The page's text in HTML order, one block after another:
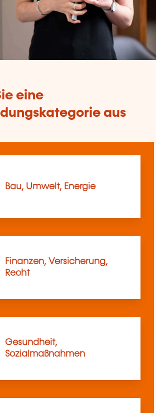
eine
aus
Bau, Umwelt, Energie
Finanzen, Versicherung,
Recht
Gesundheit,
Sozialmaßnahmen